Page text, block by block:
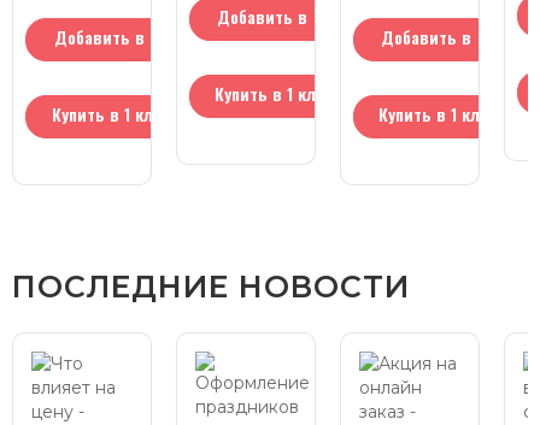
Добавить в
Купить в 1 клик
Добавить в
Купить в 1 клик
Добавить в
Купить в 1 клик
ПОСЛЕДНИЕ НОВОСТИ